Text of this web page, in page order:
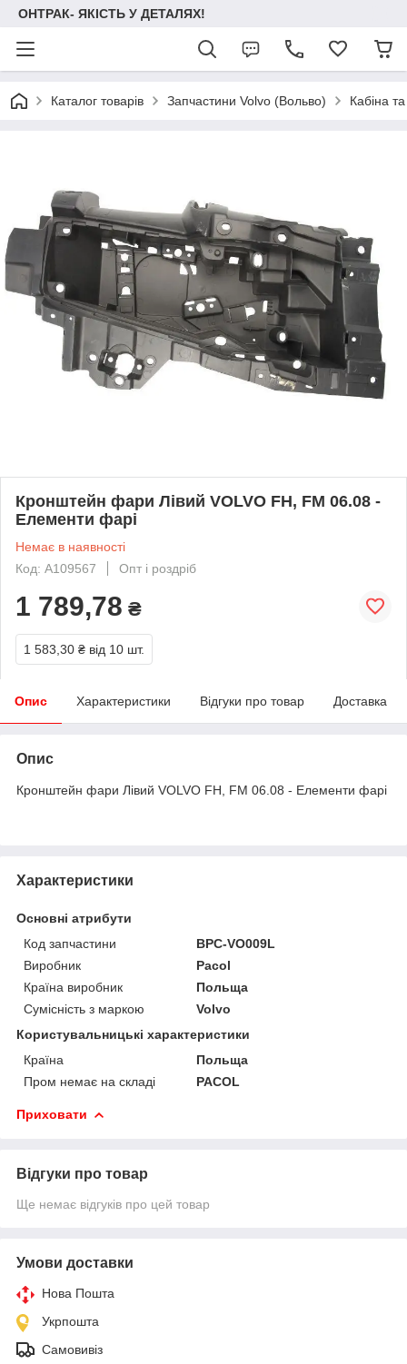
ОНТРАК- ЯКІСТЬ У ДЕТАЛЯХ!
Каталог товарів Запчастини Volvo (Вольво) Кабіна
Кронштейн фари Лівий VOLVO FH, FM 06.08 -
Елементи фарі
Немає в наявності
Код: A109567
Опт і роздріб
1 789,78 ₴
1 583,30 ₴ від 10 шт.
Опис Характеристики Відгуки про товар Доставка
Опис
Кронштейн фари Лівий VOLVO FH, FM 06.08 - Елементи фарі
Характеристики
Основні атрибути
Код запчастини
BPC-VO009L
Виробник
Pacol
Країна виробник
Польща
Сумісність з маркою
Volvo
Користувальницькі характеристики
Країна
Польща
Пром немає на складі
PACOL
Приховати
Відгуки про товар
Ще немає відгуків про цей товар
Умови доставки
Нова Пошта
Укрпошта
Самовивіз